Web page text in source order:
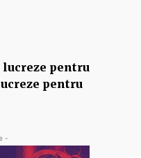
pentru
pentru
-